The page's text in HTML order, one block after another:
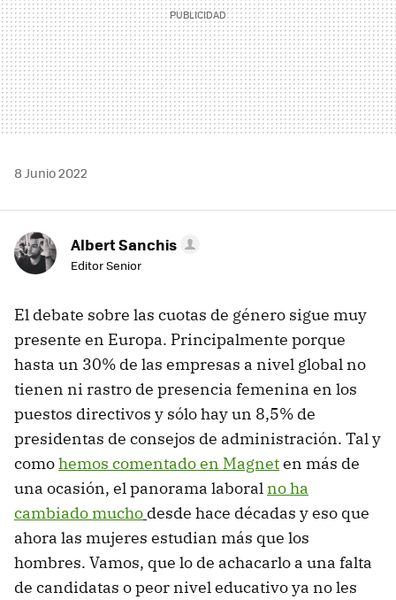
8 Junio 2022
Albert Sanchis
Editor Senior
El debate sobre las cuotas de género sigue muy
presente en Europa. Principalmente porque
hasta un 30% de las empresas a nivel global no
tienen ni rastro de presencia femenina en los
puestos directivos y sólo hay un 8,5% de
presidentas de consejos de administración. Tal y
comohemos comentado en Magneten más de
una ocasión, el panorama laboralno ha
cambiado mucho desde hace décadas y eso que
ahora las mujeres estudian más que los
hombres. Vamos, que lo de achacarlo a una falta
de candidatas o peor nivel educativo ya no les